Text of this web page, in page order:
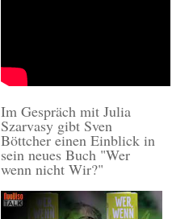
Im Gespräch mit Julia
Szarvasy gibt Sven
Böttcher einen Einblick in
sein neues Buch "Wer
wenn nicht Wir?"